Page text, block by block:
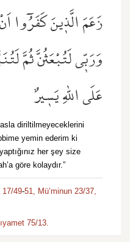
زَعَمَ الَّذ۪ينَ كَفَرُٓوا
وَرَبّ۪ي لَتُبْعَثُنَّ ثُمَّ
عَلَى اللّٰهِ يَس۪يرٌ
diriltilmeyeceklerini
yemin ederim ki
her şey size
göre kolaydır.”
17/49-51, Mü’minun 23/37,
75/13.